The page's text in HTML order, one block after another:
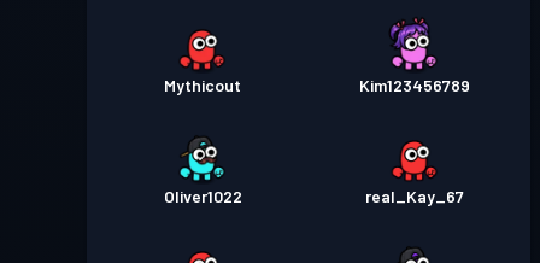
Mythicout Kim123456789
Oliver1022 real_Kay_67